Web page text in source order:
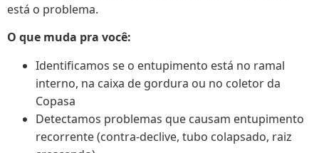
está o problema.
O que muda pra você:
Identificamos se o entupimento está no ramal
interno, na caixa de gordura ou no coletor da
Copasa
Detectamos problemas que causam entupimento
recorrente (contra-declive, tubo colapsado, raiz